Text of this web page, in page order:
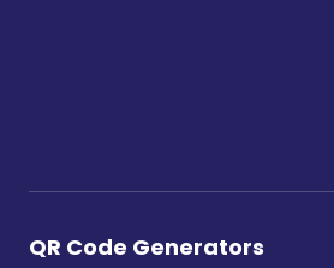
QR Code Generators